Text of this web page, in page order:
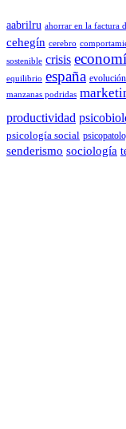
aabrilru ahorrar en la factura
cehegín cerebro
sostenible crisis
equilibrio españa evolución
manzanas podridas
productividad
psicología social
senderismo sociología